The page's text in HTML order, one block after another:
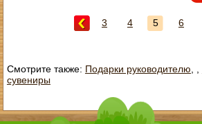
3 4 5 6
Смотрите также: Подарки руководителю
сувениры